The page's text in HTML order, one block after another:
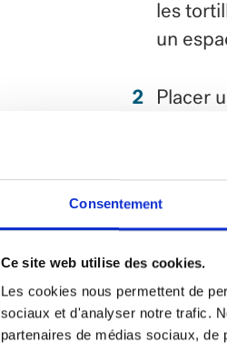
Consentement
Ce site web utilise des cookies.
Les cookies nous permettent de
sociaux et d'analyser notre trafic.
partenaires de médias sociaux,
les
un
Placer
Couper
Conseils: